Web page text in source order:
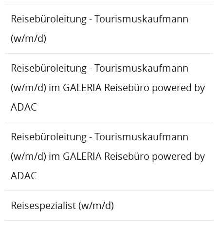
Reisebüroleitung - Tourismuskaufmann
(w/m/d)
Reisebüroleitung - Tourismuskaufmann
(w/m/d) im GALERIA Reisebüro powered by
ADAC
Reisebüroleitung - Tourismuskaufmann
(w/m/d) im GALERIA Reisebüro powered by
ADAC
Reisespezialist (w/m/d)